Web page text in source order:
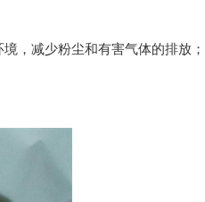
，减少粉尘和有害气体的排放